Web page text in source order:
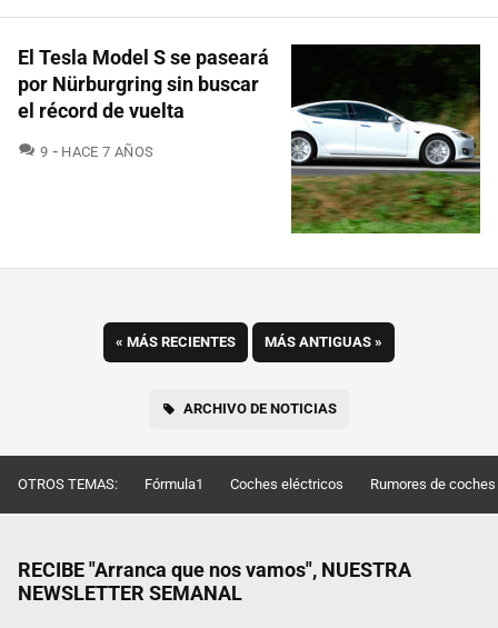
El Tesla Model S se paseará
por Nürburgring sin buscar
el récord de vuelta
9 COMENTARIOS
HACE 7 AÑOS
« MÁS RECIENTES MÁS ANTIGUAS »
ARCHIVO DE NOTICIAS
OTROS TEMAS: Fórmula1 Coches eléctricos Rumores de coches
RECIBE "Arranca que nos vamos", NUESTRA
NEWSLETTER SEMANAL